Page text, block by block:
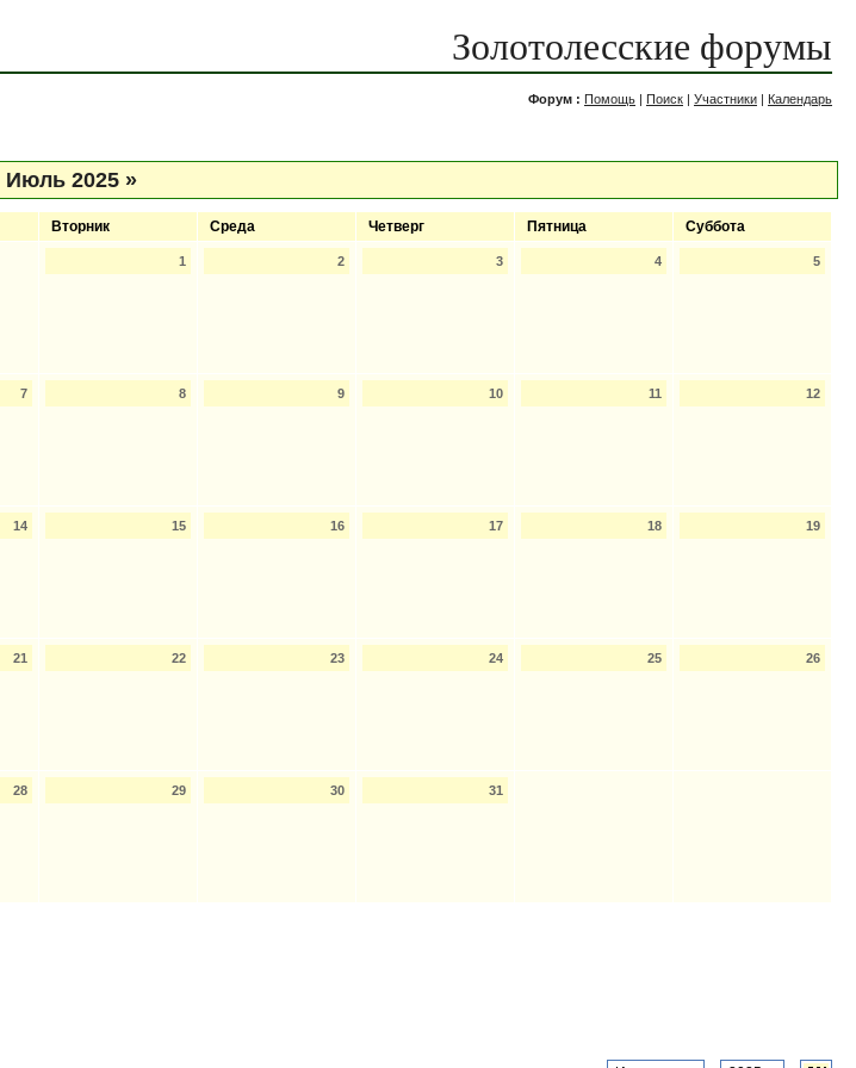
Золотолесские форумы
Форум : Помощь | Поиск | Участники | Календарь
Июль 2025 »
Вторник Среда Четверг Пятница Суббота
1 2 3 4 5
7 8 9 10 11 12
14 15 16 17 18 19
21 22 23 24 25 26
28 29 30 31